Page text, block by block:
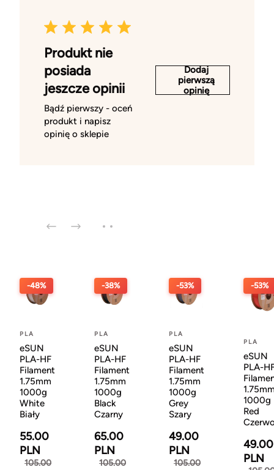
Produkt nie
posiada
jeszcze opinii
Bądź pierwszy - oceń
produkt i napisz
opinię o sklepie
Dodaj
pierwszą
opinię
-48%
PLA
eSUN
PLA-HF
Filament
1.75mm
1000g
White
Biały
55.00
PLN
105.00
-38%
PLA
eSUN
PLA-HF
Filament
1.75mm
1000g
Black
Czarny
65.00
PLN
105.00
-53%
PLA
eSUN
PLA-HF
Filament
1.75mm
1000g
Grey
Szary
49.00
PLN
105.00
-53%
PLA
eSUN
PLA-
1000g
Red
49.00
PLN